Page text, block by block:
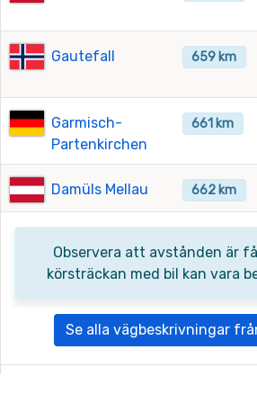
Gautefall 659 km
Garmisch-
Partenkirchen
661 km
Damüls Mellau 662 km
Observera att avstånden är
körsträckan med bil kan vara
Se alla vägbeskrivningar